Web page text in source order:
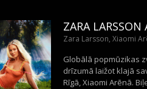
ZARA
Zara Larsson, Xiaomi
Globālā popmūzikas
drīzumā laižot klajā
Rīgā, Xiaomi Arēnā.